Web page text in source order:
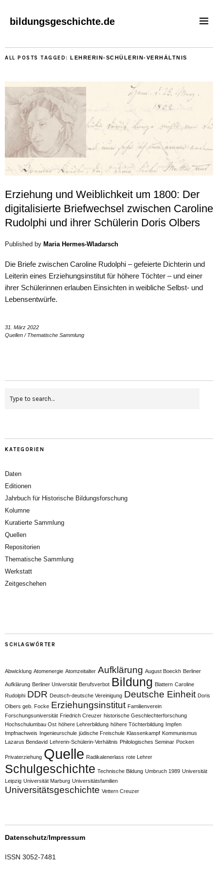
bildungsgeschichte.de
ALL POSTS TAGGED: LEHRERIN-SCHÜLERIN-VERHÄLTNIS
Erziehung und Weiblichkeit um 1800: Der
digitalisierte Briefwechsel zwischen Caroline
Rudolphi und ihrer Schülerin Doris Olbers
Published by Maria Hermes-Wladarsch
Die Briefe zwischen Caroline Rudolphi – gefeierte Dichterin und
Leiterin eines Erziehungsinstitut für höhere Töchter – und einer
ihrer Schülerinnen erlauben Einsichten in weibliche Selbst- und
Lebensentwürfe.
31. März 2022
Quellen / Thematische Sammlung
KATEGORIEN
Daten
Editionen
Jahrbuch für Historische Bildungsforschung
Kolumne
Kuratierte Sammlung
Quellen
Repositorien
Thematische Sammlung
Werkstatt
Zeitgeschehen
SCHLAGWÖRTER
Abwicklung Atomenergie Atomzeitalter Aufklärung August Boeckh Berliner
Aufklärung Berliner Universität Berufsverbot Bildung Blattern Caroline
Rudolphi DDR Deutsch-deutsche Vereinigung Deutsche Einheit Doris
Olbers geb. Focke Erziehungsinstitut Familienverein
Forschungsuniversität Friedrich Creuzer historische Geschlechterforschung
Hochschulumbau Ost höhere Lehrerbildung höhere Töchterbildung Impfen
Impfnachweis
Ingenieurschule jüdische Freischule Klassenkampf Kommunismus
Lazarus Bendavid
Lehrerin-Schülerin-Verhältnis Philologisches Seminar Pocken
Privaterziehung Quelle Radikalenerlass rote Lehrer
Schulgeschichte Technische Bildung Umbruch 1989 Universität
Leipzig Universität Marburg Universitätsfamilien
Universitätsgeschichte Vettern Creuzer
Datenschutz/Impressum
ISSN 3052-7481